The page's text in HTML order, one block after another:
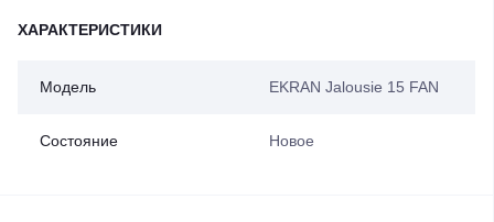
ХАРАКТЕРИСТИКИ
Модель EKRAN Jalousie 15 FAN
Состояние Новое